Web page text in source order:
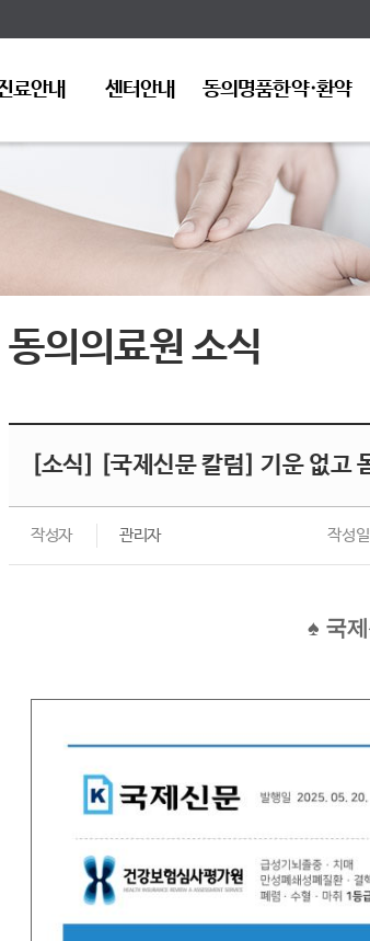
료안내 센터안내 동의명품한약·환약
동의의료원 소식
[소식] [국제신문 칼럼] 기운 없고
작성자 관리자 작성일
♠ 국